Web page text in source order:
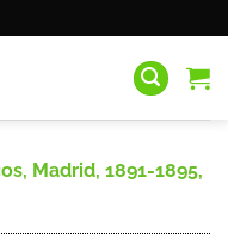
Madrid, 1891-1895,